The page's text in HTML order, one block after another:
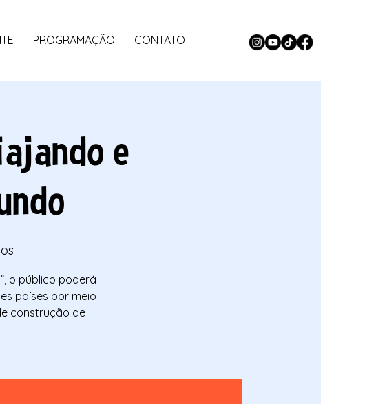
PROGRAMAÇÃO CONTATO
e
o público poderá
países por meio
construção de